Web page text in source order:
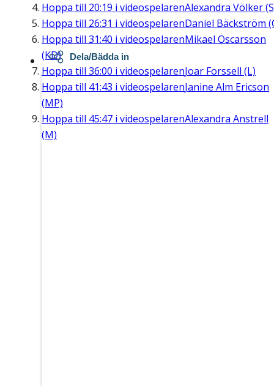
Hoppa till 20:19 i videospelarenAlexandra Völker
Hoppa till 26:31 i videospelarenDaniel Bäckström
Hoppa till 31:40 i videospelarenMikael Oscarsson
(KD)
Hoppa till 36:00 i videospelarenJoar Forssell (L)
Hoppa till 41:43 i videospelarenJanine Alm Ericson
(MP)
Hoppa till 45:47 i videospelarenAlexandra Anstrell
(M)
Dela/Bädda in